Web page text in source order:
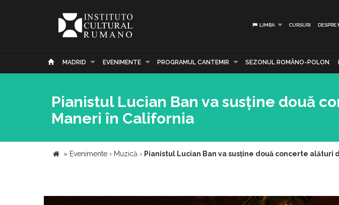
LIMBA CURSURI DESPRE
MADRID EVENIMENTE PROGRAMUL CANTEMIR SEZONUL ROMÂNO-POLON
Pianistul Lucian Ban va susține două
Maneri în California
» Evenimente › Muzică › Pianistul Lucian Ban va susține două concerte alături